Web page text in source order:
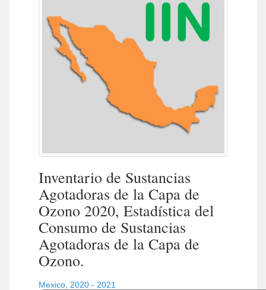
Inventario de Sustancias
Agotadoras de la Capa de
Ozono 2020, Estadística del
Consumo de Sustancias
Agotadoras de la Capa de
Ozono.
Mexico 2020 - 2021